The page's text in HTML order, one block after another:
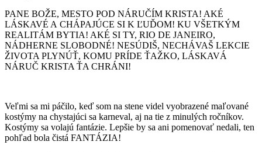
PANE BOŽE, MESTO POD NÁRUČÍM KRISTA! AKÉ
LÁSKAVÉ A CHÁPAJÚCE SI K ĽUĎOM! KU VŠETKÝM
REALITÁM BYTIA! AKÉ SI TY, RIO DE JANEIRO,
NÁDHERNE SLOBODNÉ! NESÚDIŠ, NECHÁVAŠ LEKCIE
ŽIVOTA PLYNÚŤ, KOMU PRÍDE ŤAŽKO, LÁSKAVÁ
NÁRUČ KRISTA ŤA CHRÁNI!
Veľmi sa mi páčilo, keď som na stene videl vyobrazené maľované
kostýmy na chystajúci sa karneval, aj na tie z minulých ročníkov.
Kostýmy sa volajú fantázie. Lepšie by sa ani pomenovať nedali, ten
pohľad bola čistá FANTÁZIA!